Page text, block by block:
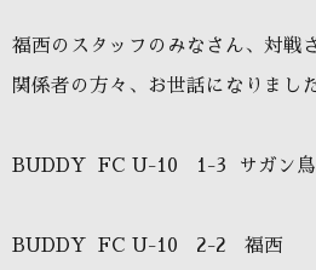
福西のスタッフのみなさん、対戦
関係者の方々、お世話になりまし
BUDDY FC U-10 1-3 サガン
BUDDY FC U-10 2-2 福西